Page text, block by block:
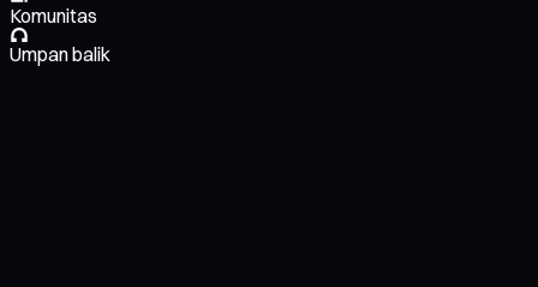
Komunitas
Umpan balik